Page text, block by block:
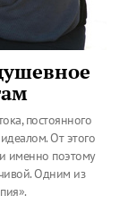
постоянного
От этого
именно поэтому
Одним из